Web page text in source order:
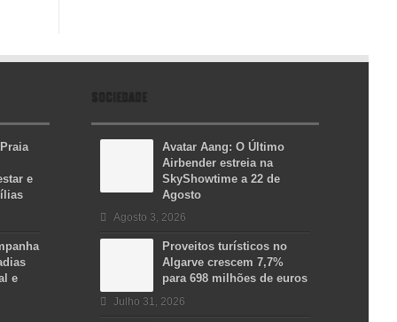
e
e
SOCIEDADE
Avatar Aang: O Último
Airbender estreia na
SkyShowtime a 22 de
Agosto
Agosto 3, 2026
Proveitos turísticos no
Algarve crescem 7,7%
para 698 milhões de euros
Julho 31, 2026